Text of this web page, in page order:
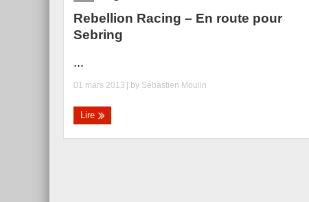
Rebellion Racing – En route pour
Sebring
...
01 mars 2013 | by Sébastien Moulin
Lire